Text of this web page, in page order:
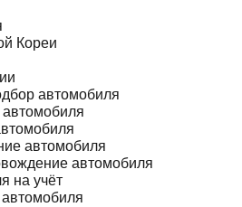
Кореи
автомобиля
автомобиля
автомобиля
автомобиля
на учёт